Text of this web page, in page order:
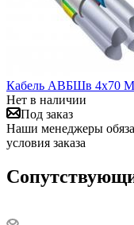
Кабель АВБШв 4х70
Нет в наличии
Под заказ
Наши менеджеры
условия заказа